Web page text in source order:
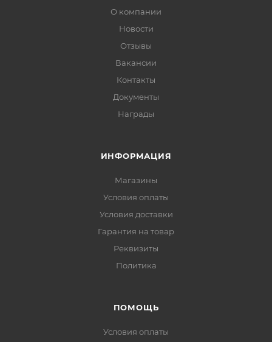
О компании
Новости
Отзывы
Вакансии
Контакты
Документы
Награды
ИНФОРМАЦИЯ
Магазины
Условия оплаты
Условия доставки
Гарантия на товар
Реквизиты
Политика
ПОМОЩЬ
Условия оплаты